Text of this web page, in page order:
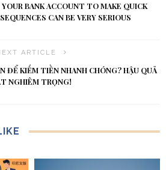
BANK ACCOUNT TO MAKE QUICK
CAN BE VERY SERIOUS
ARTICLE
ĐỂ KIẾM TIỀN NHANH CHÓNG? HẬU QUẢ
NGHIÊM TRỌNG!